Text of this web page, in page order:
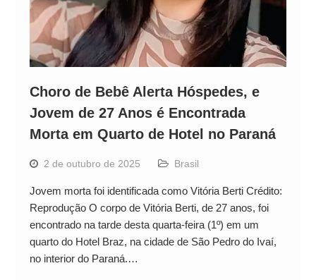
Choro de Bebê Alerta Hóspedes, e
Jovem de 27 Anos é Encontrada
Morta em Quarto de Hotel no Paraná
2 de outubro de 2025 Brasil
Jovem morta foi identificada como Vitória Berti Crédito:
Reprodução O corpo de Vitória Berti, de 27 anos, foi
encontrado na tarde desta quarta-feira (1º) em um
quarto do Hotel Braz, na cidade de São Pedro do Ivaí,
no interior do Paraná.…